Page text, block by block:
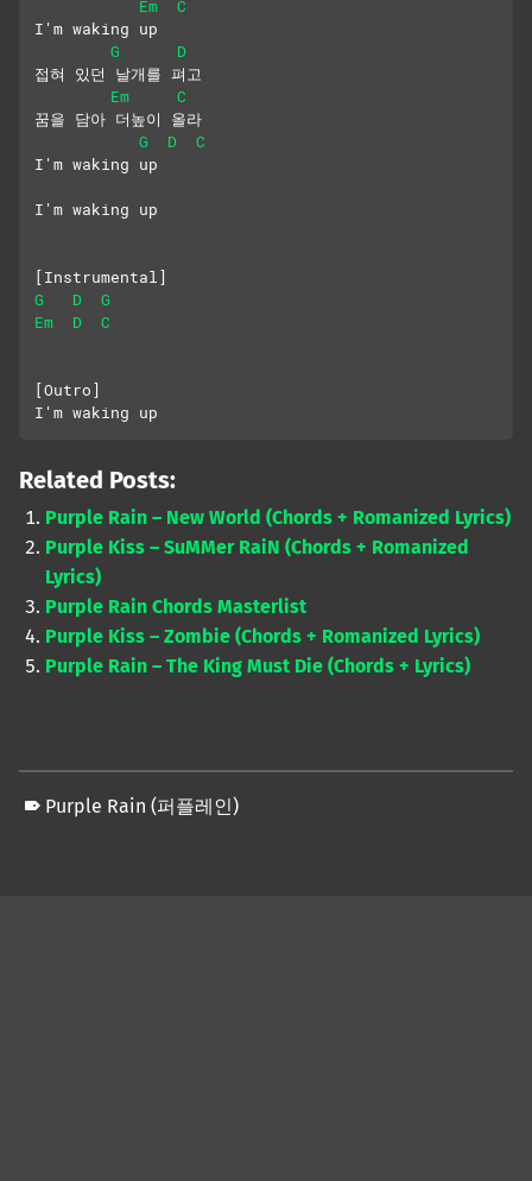
Em
C
I'm waking up
G
D
접혀 있던 날개를 펴고
Em
C
꿈을 담아 더높이 올라
G
D
C
I'm waking up
I'm waking up
[Instrumental]
G
D
G
Em
D C
[Outro]
I'm waking up
Related Posts:
Purple Rain – New World (Chords + Romanized Lyrics)
Purple Kiss – SuMMer RaiN (Chords + Romanized
Lyrics)
Purple Rain Chords Masterlist
Purple Kiss – Zombie (Chords + Romanized Lyrics)
Purple Rain – The King Must Die (Chords + Lyrics)
Purple Rain (퍼플레인)